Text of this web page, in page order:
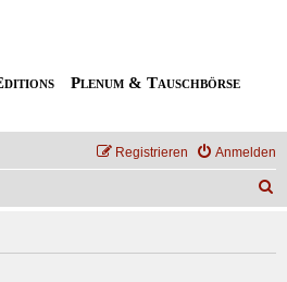
Plenum & Tauschbörse
Anmelden
Registrieren